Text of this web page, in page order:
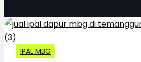
IPAL MBG